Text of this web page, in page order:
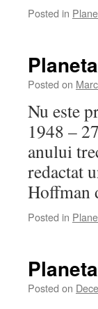
Posted in
Posted on
Nu este
1948 –
anului
redactat
Posted in
Posted on